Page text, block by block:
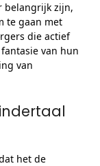
belangrijk zijn,
te gaan met
die actief
van hun
van
het de